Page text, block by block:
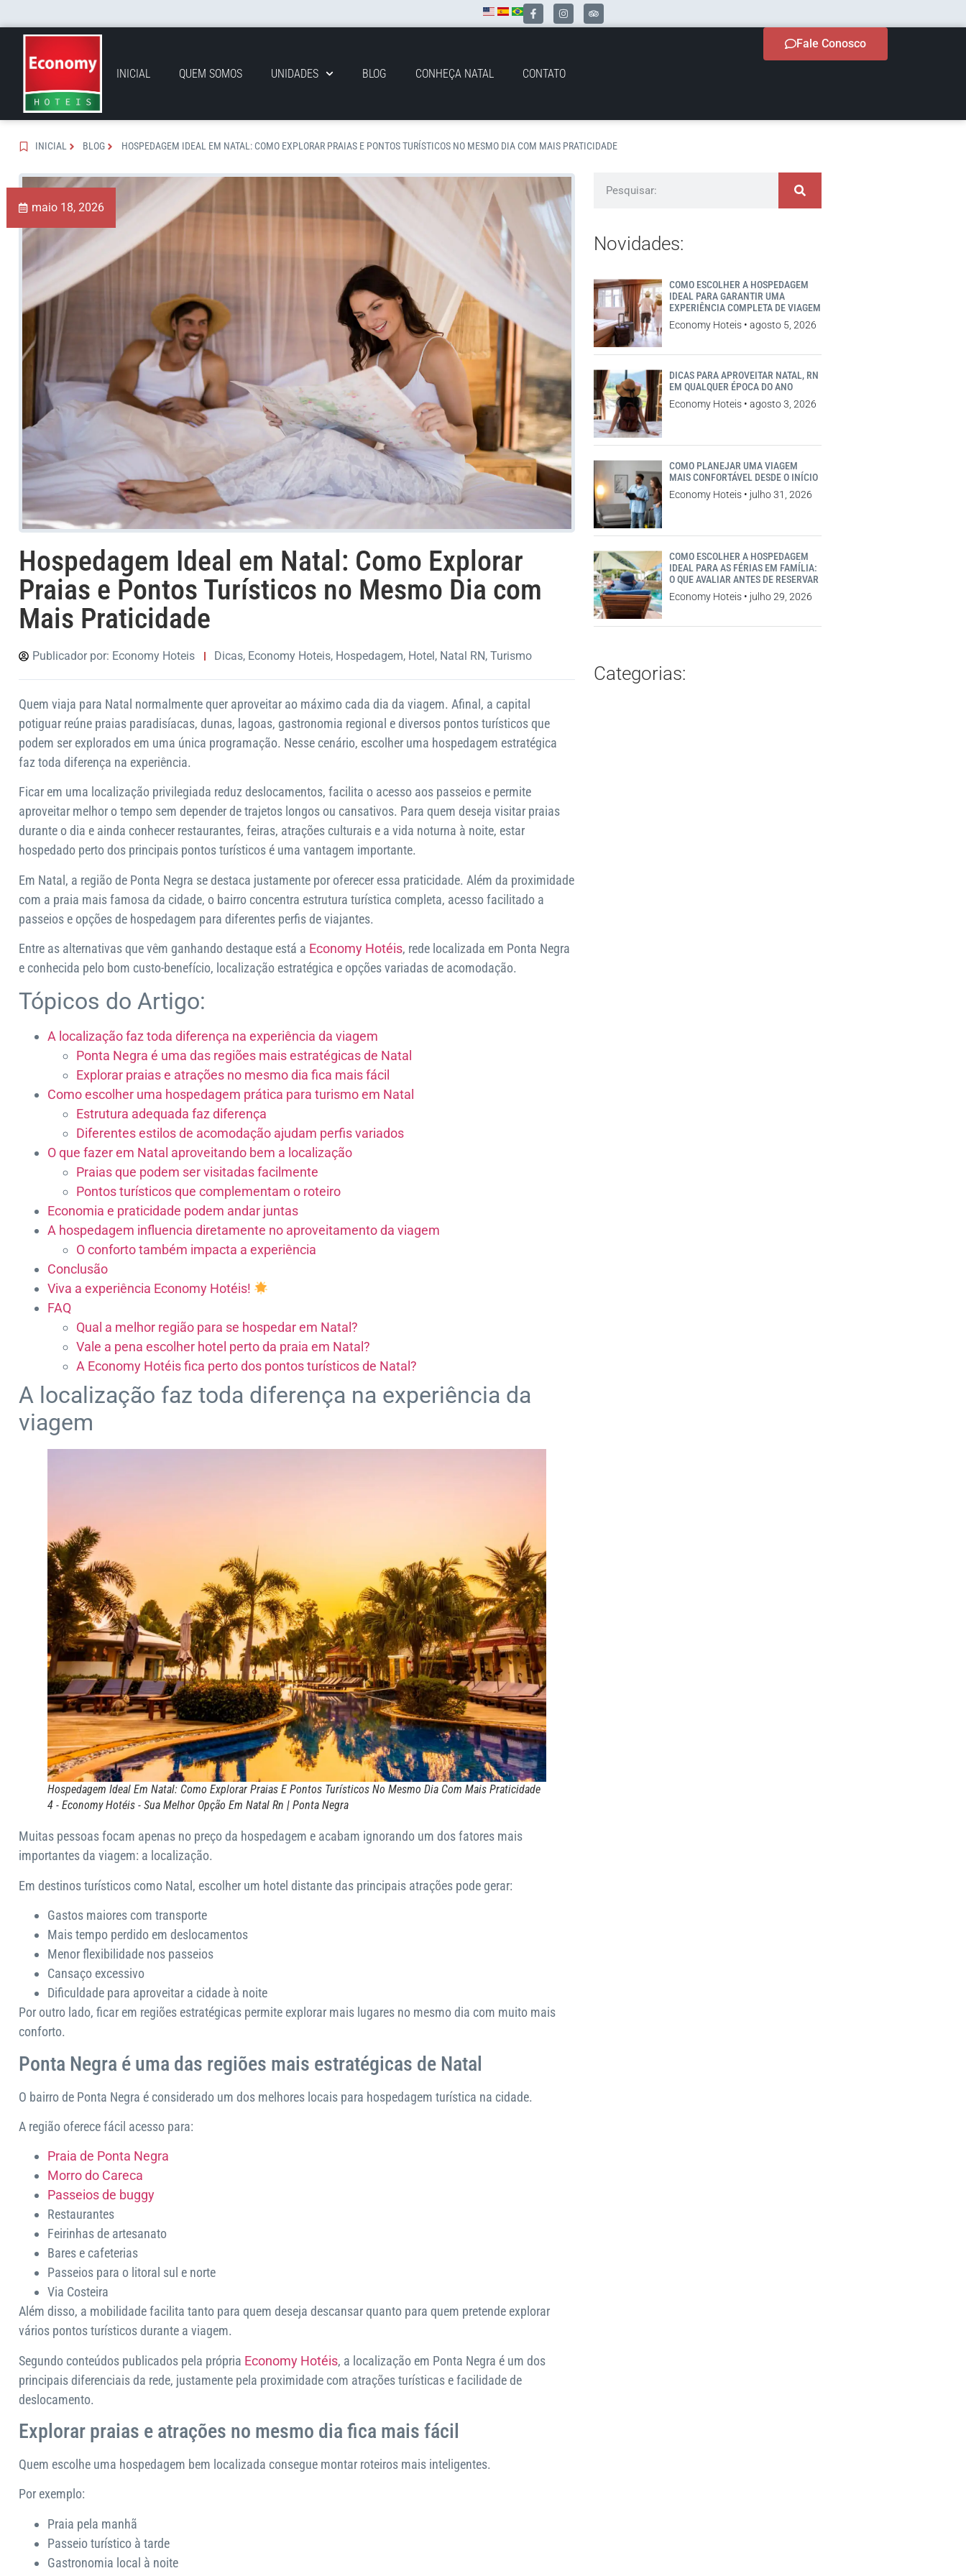
INICIAL QUEM SOMOS UNIDADES BLOG CONHEÇA NATAL CONTATO
Fale Conosco
INICIAL BLOG HOSPEDAGEM IDEAL EM NATAL: COMO EXPLORAR PRAIAS E PONTOS TURÍSTICOS NO MESMO DIA COM MAIS PRATICIDADE
maio 18, 2026
Hospedagem Ideal em Natal: Como Explorar
Praias e Pontos Turísticos no Mesmo Dia com
Mais Praticidade
Publicador por: Economy Hoteis Dicas, Economy Hoteis, Hospedagem, Hotel, Natal RN, Turismo
Quem viaja para Natal normalmente quer aproveitar ao máximo cada dia da viagem. Afinal, a capital
potiguar reúne praias paradisíacas, dunas, lagoas, gastronomia regional e diversos pontos turísticos que
podem ser explorados em uma única programação. Nesse cenário, escolher uma hospedagem estratégica
faz toda diferença na experiência.
Ficar em uma localização privilegiada reduz deslocamentos, facilita o acesso aos passeios e permite
aproveitar melhor o tempo sem depender de trajetos longos ou cansativos. Para quem deseja visitar praias
durante o dia e ainda conhecer restaurantes, feiras, atrações culturais e a vida noturna à noite, estar
hospedado perto dos principais pontos turísticos é uma vantagem importante.
Em Natal, a região de Ponta Negra se destaca justamente por oferecer essa praticidade. Além da proximidade
com a praia mais famosa da cidade, o bairro concentra estrutura turística completa, acesso facilitado a
passeios e opções de hospedagem para diferentes perfis de viajantes.
Entre as alternativas que vêm ganhando destaque está a Economy Hotéis, rede localizada em Ponta Negra
e conhecida pelo bom custo-benefício, localização estratégica e opções variadas de acomodação.
Tópicos do Artigo:
A localização faz toda diferença na experiência da viagem
Ponta Negra é uma das regiões mais estratégicas de Natal
Explorar praias e atrações no mesmo dia fica mais fácil
Como escolher uma hospedagem prática para turismo em Natal
Estrutura adequada faz diferença
Diferentes estilos de acomodação ajudam perfis variados
O que fazer em Natal aproveitando bem a localização
Praias que podem ser visitadas facilmente
Pontos turísticos que complementam o roteiro
Economia e praticidade podem andar juntas
A hospedagem influencia diretamente no aproveitamento da viagem
O conforto também impacta a experiência
Conclusão
Viva a experiência Economy Hotéis!
FAQ
Qual a melhor região para se hospedar em Natal?
Vale a pena escolher hotel perto da praia em Natal?
A Economy Hotéis fica perto dos pontos turísticos de Natal?
A localização faz toda diferença na experiência da
viagem
Hospedagem Ideal Em Natal: Como Explorar Praias E Pontos Turísticos No Mesmo Dia Com Mais Praticidade
4 - Economy Hotéis - Sua Melhor Opção Em Natal Rn | Ponta Negra
Muitas pessoas focam apenas no preço da hospedagem e acabam ignorando um dos fatores mais
importantes da viagem: a localização.
Em destinos turísticos como Natal, escolher um hotel distante das principais atrações pode gerar:
Gastos maiores com transporte
Mais tempo perdido em deslocamentos
Menor flexibilidade nos passeios
Cansaço excessivo
Dificuldade para aproveitar a cidade à noite
Por outro lado, ficar em regiões estratégicas permite explorar mais lugares no mesmo dia com muito mais
conforto.
Ponta Negra é uma das regiões mais estratégicas de Natal
O bairro de Ponta Negra é considerado um dos melhores locais para hospedagem turística na cidade.
A região oferece fácil acesso para:
Praia de Ponta Negra
Morro do Careca
Passeios de buggy
Restaurantes
Feirinhas de artesanato
Bares e cafeterias
Passeios para o litoral sul e norte
Via Costeira
Além disso, a mobilidade facilita tanto para quem deseja descansar quanto para quem pretende explorar
vários pontos turísticos durante a viagem.
Segundo conteúdos publicados pela própria Economy Hotéis, a localização em Ponta Negra é um dos
principais diferenciais da rede, justamente pela proximidade com atrações turísticas e facilidade de
deslocamento.
Explorar praias e atrações no mesmo dia fica mais fácil
Quem escolhe uma hospedagem bem localizada consegue montar roteiros mais inteligentes.
Por exemplo:
Praia pela manhã
Passeio turístico à tarde
Gastronomia local à noite
Novidades:
COMO ESCOLHER A HOSPEDAGEM
IDEAL PARA GARANTIR UMA
EXPERIÊNCIA COMPLETA DE VIAGEM
Economy Hoteis
agosto 5, 2026
DICAS PARA APROVEITAR NATAL, RN
EM QUALQUER ÉPOCA DO ANO
Economy Hoteis
agosto 3, 2026
COMO PLANEJAR UMA VIAGEM
MAIS CONFORTÁVEL DESDE O INÍCIO
Economy Hoteis
julho 31, 2026
COMO ESCOLHER A HOSPEDAGEM
IDEAL PARA AS FÉRIAS EM FAMÍLIA:
O QUE AVALIAR ANTES DE RESERVAR
Economy Hoteis
julho 29, 2026
Categorias: